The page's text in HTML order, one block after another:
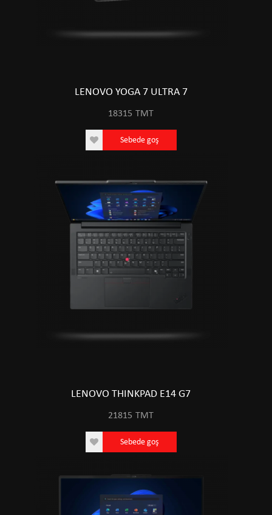
LENOVO YOGA 7 ULTRA 7
18315 TMT
Sebede goş
LENOVO THINKPAD E14 G7
21815 TMT
Sebede goş